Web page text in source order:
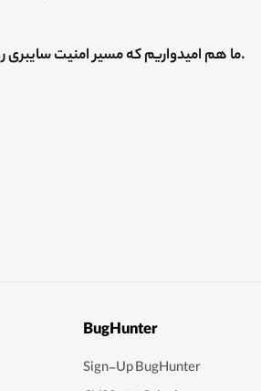
_ ما هم امیدواریم که مسیر امنیت سایبری روبه‌رشد باشد. ممنون که وقتت را در اختیار ما قرار دادی و همراهمان بودی، ندا عزیز.
BugHunter
Sign-Up BugHunter